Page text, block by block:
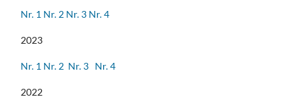
Nr. 1 Nr. 2 Nr. 3 Nr. 4
2023
Nr. 1 Nr. 2 Nr. 3 Nr. 4
2022